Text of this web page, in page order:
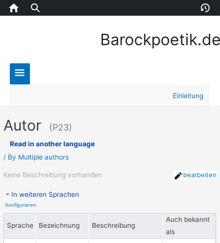
Home
Main
Einleitung
Autor (P23)
Read in another language
/ By Multiple authors
Keine Beschreibung vorhanden bearbeiten
In weiteren Sprachen
Konfigurieren
Sprache Bezeichnung Beschreibung
Auch bekannt
als